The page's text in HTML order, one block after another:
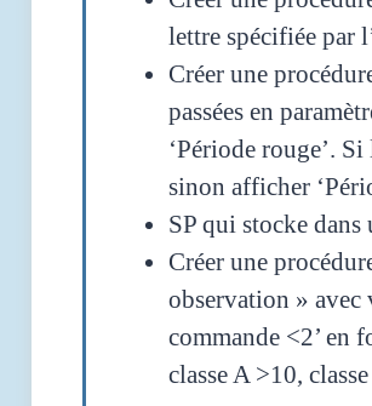
lettre spécifiée par
Créer une
passées en
‘Période rouge’.
sinon afficher
SP qui stocke
Créer une
observation » avec
commande <2’ en
classe A >10,